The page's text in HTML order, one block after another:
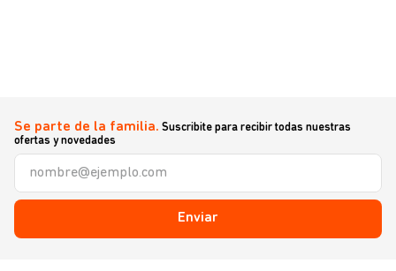
Se parte de la familia. Suscribite para recibir todas nuestras
ofertas y novedades
Enviar